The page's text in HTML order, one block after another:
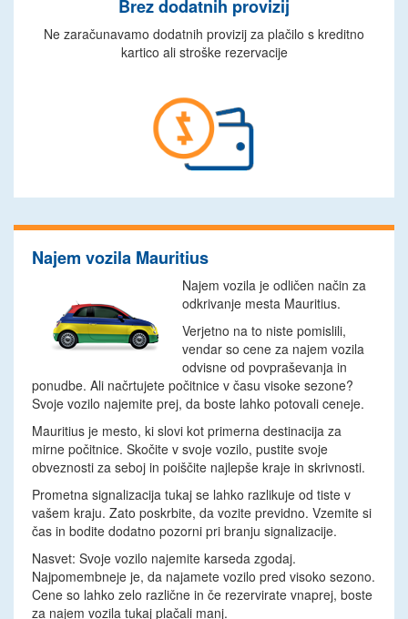
Brez dodatnih provizij
Ne zaračunavamo dodatnih provizij za plačilo s kreditno
kartico ali stroške rezervacije
Najem vozila Mauritius
Najem vozila je odličen način za
odkrivanje mesta Mauritius.
Verjetno na to niste pomislili,
vendar so cene za najem vozila
odvisne od povpraševanja in
ponudbe. Ali načrtujete počitnice v času visoke sezone?
Svoje vozilo najemite prej, da boste lahko potovali ceneje.
Mauritius je mesto, ki slovi kot primerna destinacija za
mirne počitnice. Skočite v svoje vozilo, pustite svoje
obveznosti za seboj in poiščite najlepše kraje in skrivnosti.
Prometna signalizacija tukaj se lahko razlikuje od tiste v
vašem kraju. Zato poskrbite, da vozite previdno. Vzemite si
čas in bodite dodatno pozorni pri branju signalizacije.
Nasvet: Svoje vozilo najemite karseda zgodaj.
Najpomembneje je, da najamete vozilo pred visoko sezono.
Cene so lahko zelo različne in če rezervirate vnaprej, boste
za najem vozila tukaj plačali manj.